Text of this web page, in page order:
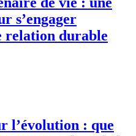
s’engager
relation durable
l’évolution : que